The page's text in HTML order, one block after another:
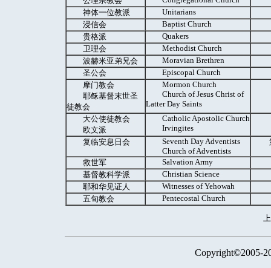
神体一位教派
Unitarians
浸信会
Baptist Church
贵格派
Quakers
卫理会
Methodist Church
波赫米亚弟兄会
Moravian Brethren
圣公会
Episcopal Church
摩门教会
耶稣基督末世圣
徒教会
Mormon Church
Church of Jesus Christ of
Latter Day Saints
大公使徒教会
欧文派
Catholic Apostolic Church
Irvingites
复临安息日会
Seventh Day Adventists
Church of Adventists
救世军
Salvation Army
基督教科学派
Christian Science
耶和华见证人
Witnesses of Yehowah
五旬教会
Pentecostal Church
Copyright©2005-